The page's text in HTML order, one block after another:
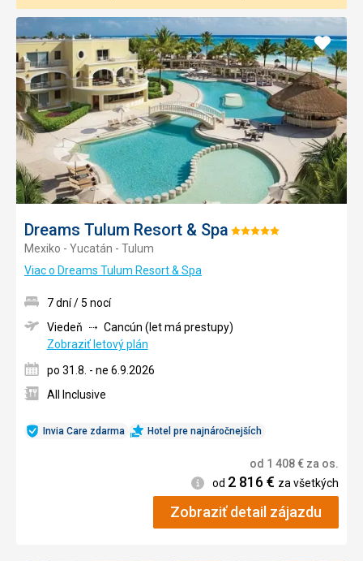
Dreams Tulum Resort & Spa Hodnotenie:
Mexiko - Yucatán - Tulum
Viac o Dreams Tulum Resort & Spa
Pridať
do
Invia Care zdarma Hotel pre najnáročnejších
7 dní / 5 nocí
Viedeň
Cancún (let má prestupy)
Zobraziť letový plán
po 31.8. - ne 6.9.2026
All Inclusive
od 1 408€ za os.
Informácie
od 2 816€ za všetkých
Zobraziť detail zájazdu